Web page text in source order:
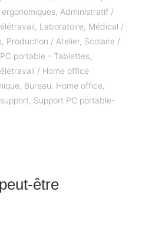
, Administratif /
, Laboratoire, Médical /
, Production / Atelier, Scolaire /
portable - Tablettes,
/ Home office
, Bureau, Home office,
support, Support PC portable-
être